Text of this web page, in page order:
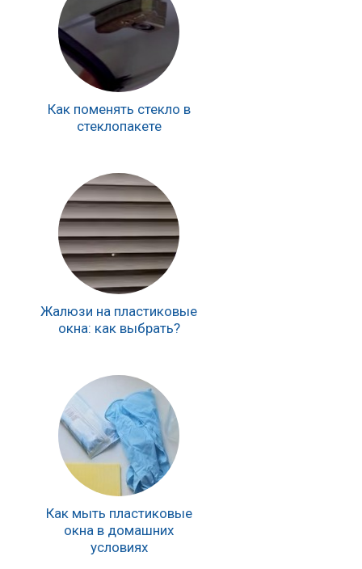
Как поменять стекло в
стеклопакете
Жалюзи на пластиковые
окна: как выбрать?
Как мыть пластиковые
окна в домашних
условиях